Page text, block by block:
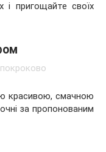
і пригощайте своїх
красивою, смачною
за пропонованим